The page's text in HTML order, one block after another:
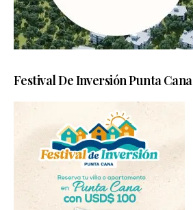
Festival De Inversión Punta Cana